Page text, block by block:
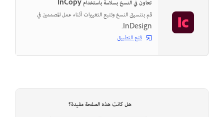
تعاون في النسخ بسلاسة باستخدام InCopy
قم بتنسيق النسخ وتتبع التغييرات أثناء عمل المصممين في
InDesign.
فتح التطبيق
هل كانت هذه الصفحة مفيدة؟